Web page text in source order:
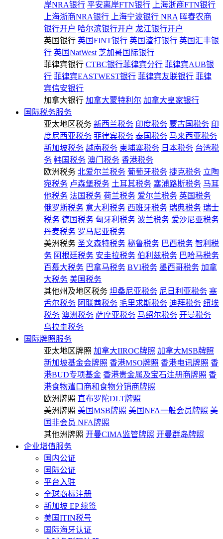
岸NRA银行 平安离岸FTN银行
上海浙商FTN银行
上海浙商NRA银行
上海宁波银行 NRA 晖春农商
银行开户 哈尔滨银行开户 龙江银行开户
英国银行 英国FINT银行 英国渣打银行 英国汇丰银
行 英国NatWest 芝加哥国际银行
菲律宾银行 CTBC银行菲律宾分行 菲律宾AUB银
行 菲律宾EASTWEST银行 菲律宾友联银行 菲律
宾信安银行
加拿大银行 加拿大蒙特利尔 加拿大皇家银行
国际税务服务
亚太地区税务 新西兰税务 印度税务 蒙古国税务 印
度尼西亚税务 菲律宾税务 泰国税务 马来西亚税务
新加坡税务 越南税务 柬埔寨税务 日本税务 台湾税
务 韩国税务 澳门税务 香港税务
欧洲税务 北爱尔兰税务 葡萄牙税务 捷克税务 立陶
宛税务 卢森堡税务 土耳其税务 塞浦路斯税务 马耳
他税务 法国税务 荷兰税务 爱尔兰税务 英国税务
俄罗斯税务 意大利税务 西班牙税务 瑞典税务 瑞士
税务 德国税务 匈牙利税务 波兰税务 爱沙尼亚税务
丹麦税务 罗马尼亚税务
美洲税务 圣文森特税务 秘鲁税务 巴西税务 智利税
务 阿根廷税务 安圭拉税务 伯利兹税务 巴哈马税务
百慕大税务 巴拿马税务 BVI税务 墨西哥税务 加拿
大税务 美国税务
其他州及地区税务 坦桑尼亚税务 尼日利亚税务 塞
舌尔税务 阿联酋税务 毛里求斯税务 迪拜税务 纽埃
税务 澳洲税务 萨摩亚税务 马绍尔税务 开曼税务
乌拉圭税务
国际牌照服务
亚太地区牌照 加拿大IIROC牌照 加拿大MSB牌照
新加坡基金会牌照 香港MSO牌照 香港电讯牌照 香
港BUD专项基金 香港贵金属及宝石注册商牌照 香
港食物遣口商和食物分销商牌照
欧洲牌照 直布罗陀DLT牌照
美洲牌照 美国MSB牌照 美国NFA一般会员牌照 美
国非会员 NFA牌照
其他洲牌照 开曼CIMA监管牌照 开曼群岛牌照
企业增值服务
国内公证
国际公证
平台入驻
全球商标注册
新加坡 EP 续签
美国ITIN税号
国际海牙认证